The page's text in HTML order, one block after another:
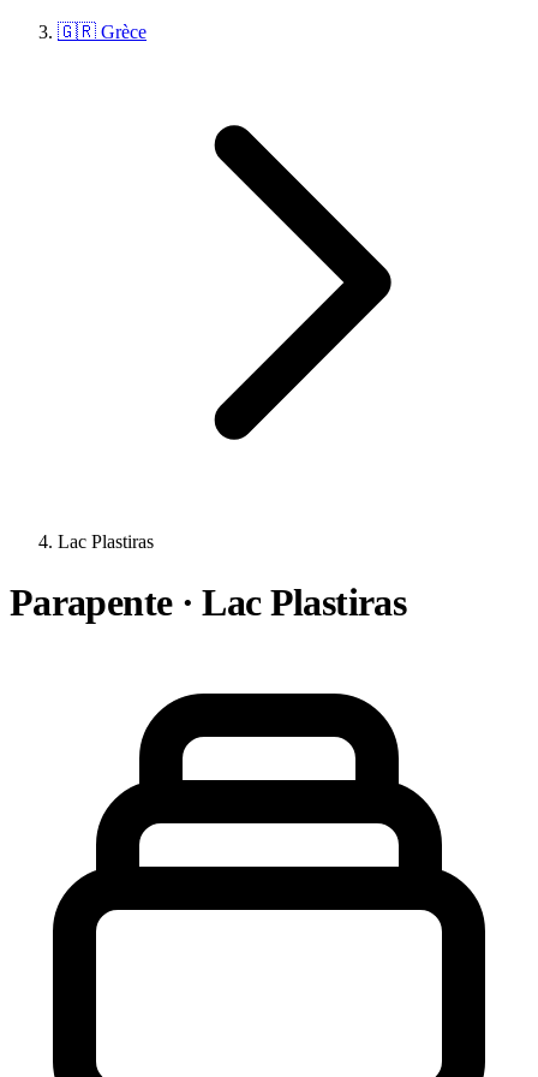
🇬🇷 Grèce
Lac Plastiras
Parapente · Lac Plastiras